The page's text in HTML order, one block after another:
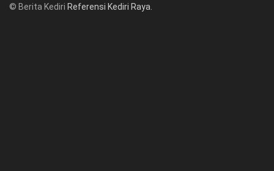
© Berita Kediri Referensi Kediri Raya